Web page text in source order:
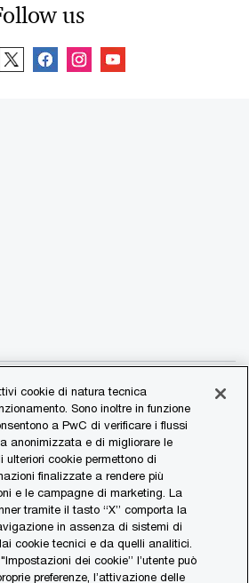
us
rights reserved. PwC refers to the
or more of its member firms, each
legal entity. Please see
for further details.
cookie di natura tecnica
Sono inoltre in funzione
a PwC di verificare i flussi
anonimizzata e di migliorare le
ulteriori cookie permettono di
finalizzate a rendere più
e le campagne di marketing. La
tramite il tasto “X” comporta la
in assenza di sistemi di
cookie tecnici e da quelli analitici.
dei cookie” l’utente può
preferenze, l’attivazione delle